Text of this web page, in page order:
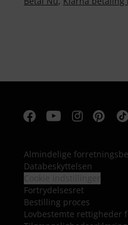
Almindelige
Databeskyttelsen
Fortrydelsesret
Bestilling proces
Lovbestemte rettigheder